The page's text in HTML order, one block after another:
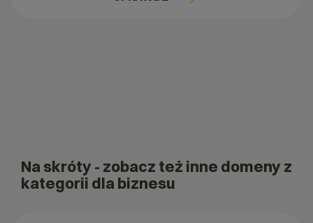
Na skróty - zobacz też inne domeny z
kategorii dla biznesu